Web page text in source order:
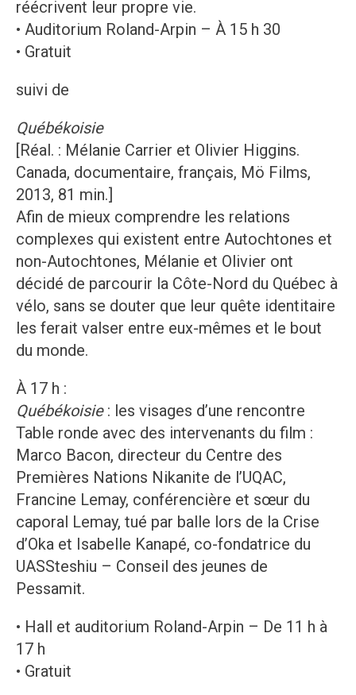
réécrivent leur propre vie.
• Auditorium Roland-Arpin – À 15 h 30
• Gratuit
suivi de
Québékoisie
[Réal. : Mélanie Carrier et Olivier Higgins.
Canada, documentaire, français, Mö Films,
2013, 81 min.]
Afin de mieux comprendre les relations
complexes qui existent entre Autochtones et
non-Autochtones, Mélanie et Olivier ont
décidé de parcourir la Côte-Nord du Québec à
vélo, sans se douter que leur quête identitaire
les ferait valser entre eux-mêmes et le bout
du monde.
À 17 h :
Québékoisie: les visages d’une rencontre
Table ronde avec des intervenants du film :
Marco Bacon, directeur du Centre des
Premières Nations Nikanite de l’UQAC,
Francine Lemay, conférencière et sœur du
caporal Lemay, tué par balle lors de la Crise
d’Oka et Isabelle Kanapé, co-fondatrice du
UASSteshiu – Conseil des jeunes de
Pessamit.
• Hall et auditorium Roland-Arpin – De 11 h à
17 h
• Gratuit